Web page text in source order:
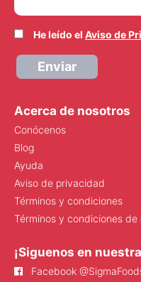
He leído el Aviso de
Enviar
Acerca de nosotros
Conócenos
Blog
Ayuda
Aviso de privacidad
Términos y condiciones
Términos y condiciones de
¡Siguenos en
Facebook